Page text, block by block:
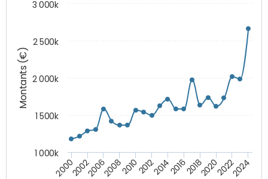
Montants (€)
200020022006200820102012201420162018202020222024
1 000k
1 500k
2 000k
2 500k
3 000k